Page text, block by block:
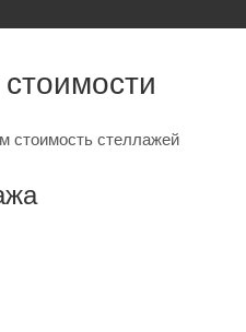
стоимость стеллажей